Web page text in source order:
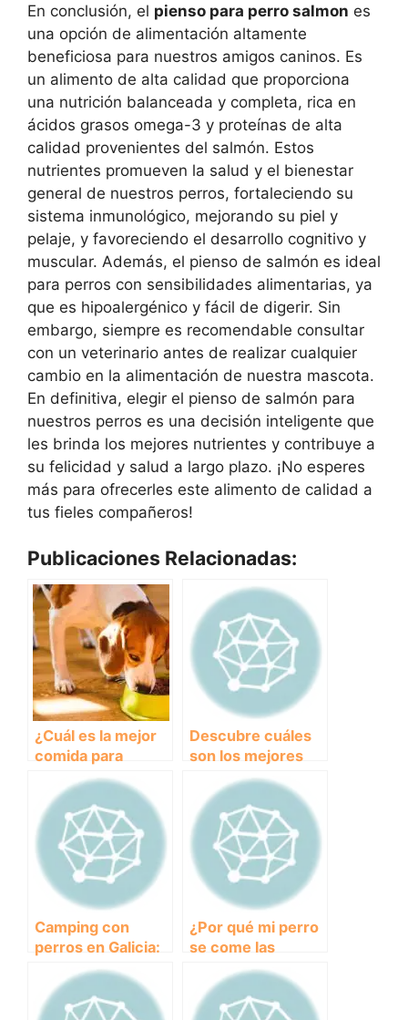
En conclusión, el pienso para perro salmon es
una opción de alimentación altamente
beneficiosa para nuestros amigos caninos. Es
un alimento de alta calidad que proporciona
una nutrición balanceada y completa, rica en
ácidos grasos omega-3 y proteínas de alta
calidad provenientes del salmón. Estos
nutrientes promueven la salud y el bienestar
general de nuestros perros, fortaleciendo su
sistema inmunológico, mejorando su piel y
pelaje, y favoreciendo el desarrollo cognitivo y
muscular. Además, el pienso de salmón es ideal
para perros con sensibilidades alimentarias, ya
que es hipoalergénico y fácil de digerir. Sin
embargo, siempre es recomendable consultar
con un veterinario antes de realizar cualquier
cambio en la alimentación de nuestra mascota.
En definitiva, elegir el pienso de salmón para
nuestros perros es una decisión inteligente que
les brinda los mejores nutrientes y contribuye a
su felicidad y salud a largo plazo. ¡No esperes
más para ofrecerles este alimento de calidad a
tus fieles compañeros!
Publicaciones Relacionadas:
¿Cuál es la mejor
comida para
perros? Aprende a
elegir
Descubre cuáles
son los mejores
perros de guarda
para proteger tu
hogar
Camping con
perros en Galicia:
Una aventura
perruna en la
naturaleza
¿Por qué mi perro
se come las
heces? Descubre
las posibles
causas y cómo